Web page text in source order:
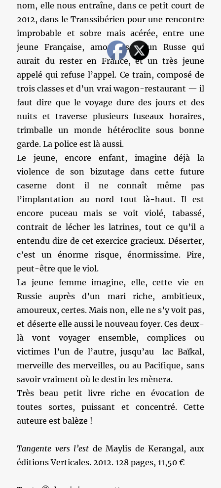
nom, elle nous entraîne, dans ce petit court de
2012, dans le Transsibérien pour une rencontre
improbable et sobre mais acérée, entre une
jeune Française, amoureuse d’un Russe qui
aurait du rester en France, et un très jeune
appelé qui refuse l’appel. Ce train, composé de
trois classes et d’un vrai wagon-restaurant — il
faut dire que le voyage dure des jours et des
nuits et traverse plusieurs fuseaux horaires,
trimballe un monde hétéroclite sous bonne
garde. La police est là aussi.
Le jeune, encore enfant, imagine déjà la
violence de son bizutage dans cette future
caserne dont il ne connaît même pas
l’implantation au nord tout là-haut. Il est
encore puceau mais se voit violé, tabassé,
contrait de lécher les latrines, tout ce qu’il a
entendu dire de cet exercice gracieux. Déserter,
c’est un énorme risque, énormissime. Pire,
peut-être que le viol.
La jeune femme imagine, elle, cette vie en
Russie auprès d’un mari riche, ambitieux,
amoureux, certes. Mais non, elle ne s’y voit pas,
et déserte elle aussi le nouveau foyer. Ces deux-
là vont voyager ensemble, complices ou
victimes l’un de l’autre, jusqu’au lac Baïkal,
merveille des merveilles, ou au Pacifique, sans
savoir vraiment où le destin les mènera.
Très beau petit livre riche en évocation de
toutes sortes, puissant et concentré. Cette
auteure est balèze !
Tangente vers l’est de Maylis de Kerangal, aux
éditions Verticales. 2012. 128 pages, 11,50 €